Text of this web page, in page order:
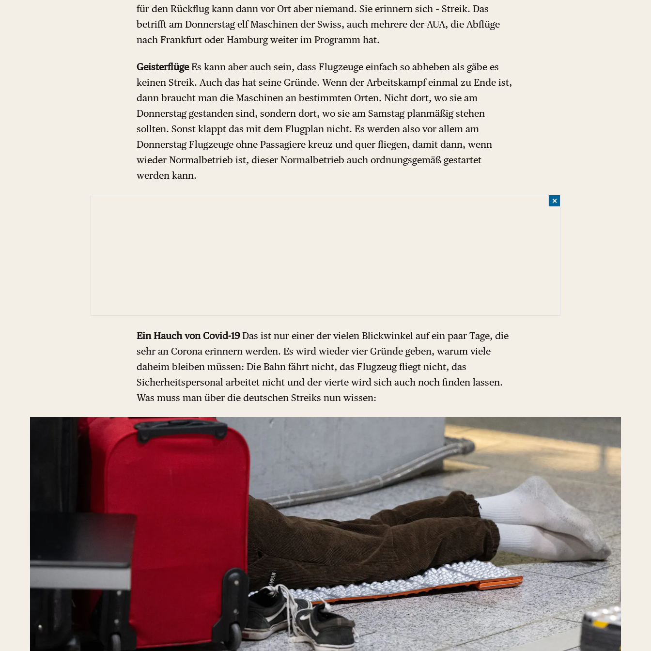
für den Rückflug kann dann vor Ort aber niemand. Sie erinnern sich – Streik. Das
betrifft am Donnerstag elf Maschinen der Swiss, auch mehrere der AUA, die Abflüge
nach Frankfurt oder Hamburg weiter im Programm hat.
GeisterflügeEs kann aber auch sein, dass Flugzeuge einfach so abheben als gäbe es
keinen Streik. Auch das hat seine Gründe. Wenn der Arbeitskampf einmal zu Ende ist,
dann braucht man die Maschinen an bestimmten Orten. Nicht dort, wo sie am
Donnerstag gestanden sind, sondern dort, wo sie am Samstag planmäßig stehen
sollten. Sonst klappt das mit dem Flugplan nicht. Es werden also vor allem am
Donnerstag Flugzeuge ohne Passagiere kreuz und quer fliegen, damit dann, wenn
wieder Normalbetrieb ist, dieser Normalbetrieb auch ordnungsgemäß gestartet
werden kann.
✕
Ein Hauch von Covid-19Das ist nur einer der vielen Blickwinkel auf ein paar Tage, die
sehr an Corona erinnern werden. Es wird wieder vier Gründe geben, warum viele
daheim bleiben müssen: Die Bahn fährt nicht, das Flugzeug fliegt nicht, das
Sicherheitspersonal arbeitet nicht und der vierte wird sich auch noch finden lassen.
Was muss man über die deutschen Streiks nun wissen: